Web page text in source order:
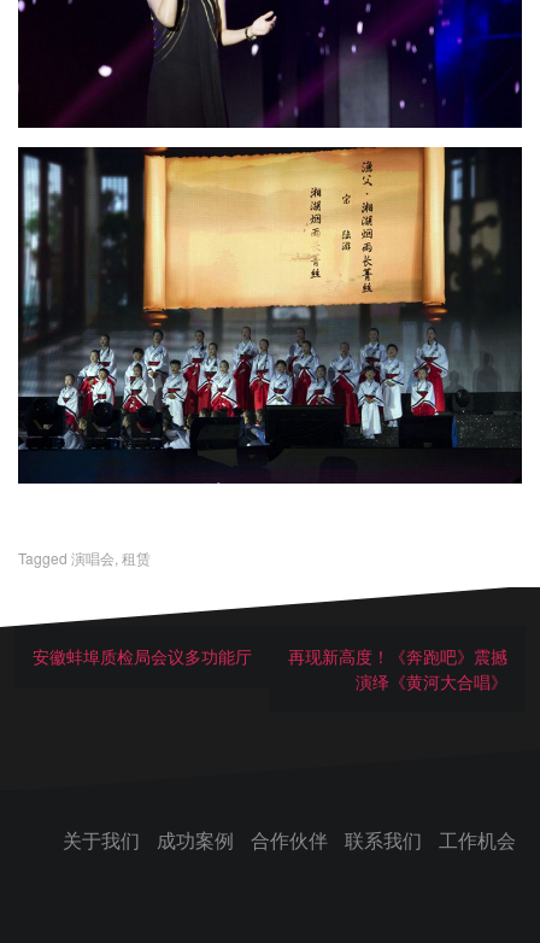
Tagged 演唱会 租赁
安徽蚌埠质检局会议多功能厅
再现新高度！《奔跑吧》震撼
演绎《黄河大合唱》
关于我们 成功案例 合作伙伴 联系我们 工作机会